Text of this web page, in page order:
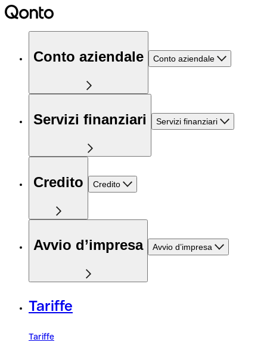
Conto aziendale Conto aziendale
Servizi finanziari Servizi finanziari
Credito Credito
Avvio d’impresa Avvio d’impresa
Tariffe
Tariffe